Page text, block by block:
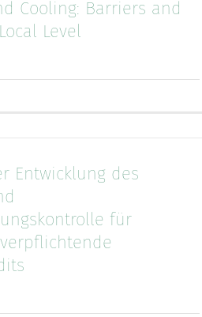
Cooling: Barriers and
Level
Entwicklung des
für